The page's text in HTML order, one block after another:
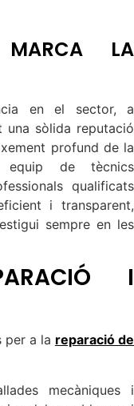
MARCA LA
en el sector, a
una sòlida reputació
profund de la
equip de tècnics
qualificats
i transparent,
sempre en les
I
per a la reparació de
mecàniques i